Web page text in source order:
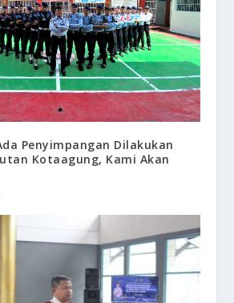
Penyimpangan Dilakukan
Kotaagung, Kami Akan